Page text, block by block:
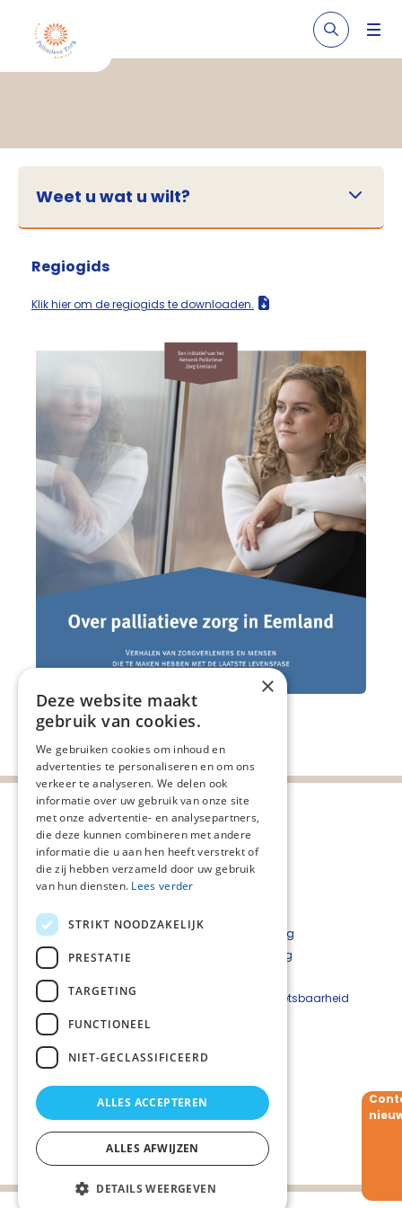
Weet u wat u wilt?
Regiogids
Klik hier om de regiogids te downloaden.
Deel deze pagina:
Privacyverklaring
Cookieverklaring
Beveiligingskwetsbaarheid
Contact
Willemien Schep
06 - 10 288 650
×
Deze website maakt
gebruik van cookies.
We gebruiken cookies om inhoud en
advertenties te personaliseren en om ons
verkeer te analyseren. We delen ook
informatie over uw gebruik van onze site
met onze advertentie- en analysepartners,
die deze kunnen combineren met andere
informatie die u aan hen heeft verstrekt of
die zij hebben verzameld door uw gebruik
van hun diensten. Lees verder
STRIKT NOODZAKELIJK
PRESTATIE
TARGETING
FUNCTIONEEL
NIET-GECLASSIFICEERD
ALLES ACCEPTEREN
ALLES AFWIJZEN
DETAILS WEERGEVEN